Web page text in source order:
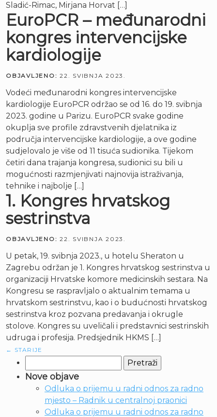
Sladić-Rimac, Mirjana Horvat […]
EuroPCR – međunarodni
kongres intervencijske
kardiologije
OBJAVLJENO: 22. SVIBNJA 2023.
Vodeći međunarodni kongres intervencijske
kardiologije EuroPCR održao se od 16. do 19. svibnja
2023. godine u Parizu. EuroPCR svake godine
okuplja sve profile zdravstvenih djelatnika iz
područja intervencijske kardiologije, a ove godine
sudjelovalo je više od 11 tisuća sudionika. Tijekom
četiri dana trajanja kongresa, sudionici su bili u
mogućnosti razmjenjivati najnovija istraživanja,
tehnike i najbolje […]
1. Kongres hrvatskog
sestrinstva
OBJAVLJENO: 22. SVIBNJA 2023.
U petak, 19. svibnja 2023., u hotelu Sheraton u
Zagrebu održan je 1. Kongres hrvatskog sestrinstva u
organizaciji Hrvatske komore medicinskih sestara. Na
Kongresu se raspravljalo o aktualnim temama u
hrvatskom sestrinstvu, kao i o budućnosti hrvatskog
sestrinstva kroz pozvana predavanja i okrugle
stolove. Kongres su uveličali i predstavnici sestrinskih
udruga i profesija. Predsjednik HKMS […]
← STARIJE
Nove objave
Odluka o prijemu u radni odnos za radno
mjesto – Radnik u centralnoj praonici
Odluka o prijemu u radni odnos za radno